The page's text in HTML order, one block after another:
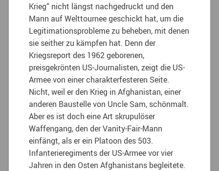
Krieg“ nicht längst nachgedruckt und den
Mann auf Welttournee geschickt hat, um die
Legitimationsprobleme zu beheben, mit denen
sie seither zu kämpfen hat. Denn der
Kriegsreport des 1962 geborenen,
preisgekrönten US-Journalisten, zeigt die US-
Armee von einer charakterfesteren Seite.
Nicht, weil er den Krieg in Afghanistan, einer
anderen Baustelle von Uncle Sam, schönmalt.
Aber es ist doch eine Art skrupulöser
Waffengang, den der Vanity-Fair-Mann
einfängt, als er ein Platoon des 503.
Infanterieregiments der US-Armee vor vier
Jahren in den Osten Afghanistans begleitete.